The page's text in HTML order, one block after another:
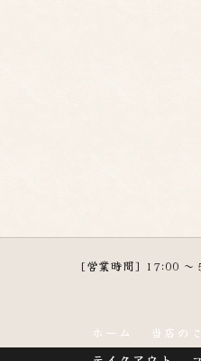
[営業時間] 17:00 ～
ホーム 当店の